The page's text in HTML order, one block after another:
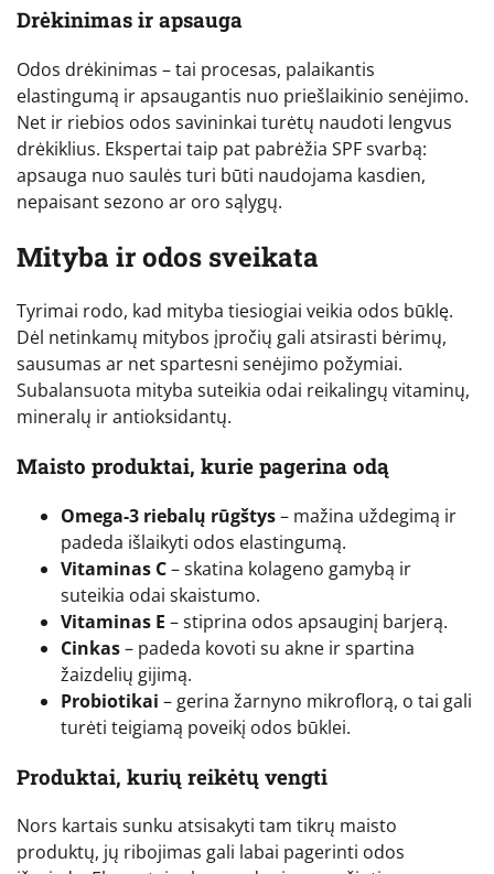
Drėkinimas ir apsauga
Odos drėkinimas – tai procesas, palaikantis
elastingumą ir apsaugantis nuo priešlaikinio senėjimo.
Net ir riebios odos savininkai turėtų naudoti lengvus
drėkiklius. Ekspertai taip pat pabrėžia SPF svarbą:
apsauga nuo saulės turi būti naudojama kasdien,
nepaisant sezono ar oro sąlygų.
Mityba ir odos sveikata
Tyrimai rodo, kad mityba tiesiogiai veikia odos būklę.
Dėl netinkamų mitybos įpročių gali atsirasti bėrimų,
sausumas ar net spartesni senėjimo požymiai.
Subalansuota mityba suteikia odai reikalingų vitaminų,
mineralų ir antioksidantų.
Maisto produktai, kurie pagerina odą
Omega-3 riebalų rūgštys– mažina uždegimą ir
padeda išlaikyti odos elastingumą.
Vitaminas C– skatina kolageno gamybą ir
suteikia odai skaistumo.
Vitaminas E – stiprina odos apsauginį barjerą.
Cinkas– padeda kovoti su akne ir spartina
žaizdelių gijimą.
Probiotikai – gerina žarnyno mikroflorą, o tai gali
turėti teigiamą poveikį odos būklei.
Produktai, kurių reikėtų vengti
Nors kartais sunku atsisakyti tam tikrų maisto
produktų, jų ribojimas gali labai pagerinti odos